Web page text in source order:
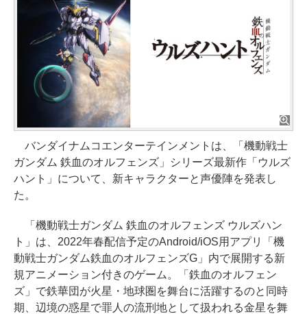
バンダイナムコエンターテインメントは、「機動戦士
ガンダム 鉄血のオルフェンズ」シリーズ最新作「ウルズ
ハント」について、新キャラクターと声優陣を発表し
た。
「機動戦士ガンダム 鉄血のオルフェンズ ウルズハン
ト」は、2022年春配信予定のAndroid/iOS用アプリ「機
動戦士ガンダム鉄血のオルフェンズG」内で展開する新
規アニメーション付きのゲーム。「鉄血のオルフェン
ズ」で鉄華団が火星・地球圏を舞台に活躍するのと同時
期、辺境の惑星で罪人の流刑地として扱われる金星を舞